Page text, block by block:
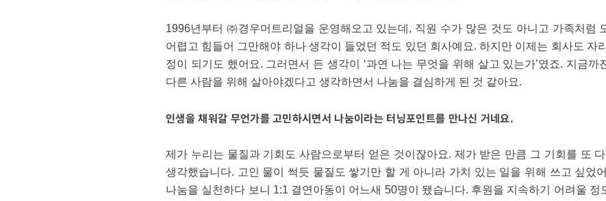
1996년부터 ㈜경우머트리얼을 운영해오고 있는데, 직원 수가 많은 것도 아니고 가족처럼
어렵고 힘들어 그만해야 하나 생각이 들었던 적도 있던 회사예요. 하지만 이제는 회사도 자
정이 되기도 했어요. 그러면서 든 생각이 ‘과연 나는 무엇을 위해 살고 있는가’였죠. 지금
다른 사람을 위해 살아야겠다고 생각하면서 나눔을 결심하게 된 것 같아요.
인생을 채워갈 무언가를 고민하시면서 나눔이라는 터닝포인트를 만나신 거네요.
제가 누리는 물질과 기회도 사람으로부터 얻은 것이잖아요. 제가 받은 만큼 그 기회를 또
생각했습니다. 고인 물이 썩듯 물질도 쌓기만 할 게 아니라 가치 있는 일을 위해 쓰고 싶었
나눔을 실천하다 보니 1:1 결연아동이 어느새 50명이 됐습니다. 후원을 지속하기 어려울 정